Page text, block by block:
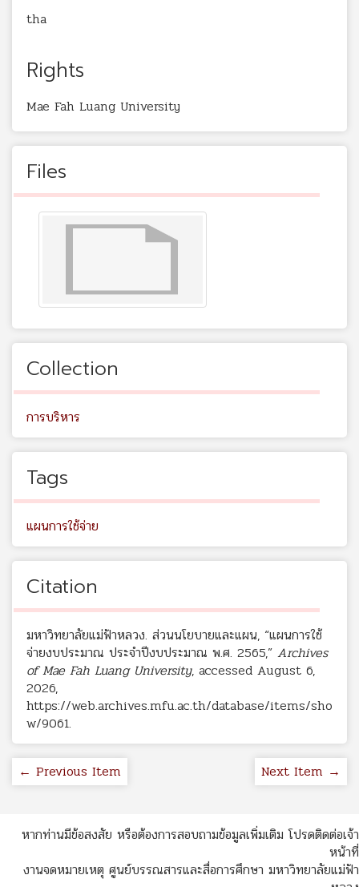
tha
Rights
Mae Fah Luang University
Files
Collection
การบริหาร
Tags
แผนการใช้จ่าย
Citation
มหาวิทยาลัยแม่ฟ้าหลวง. ส่วนนโยบายและแผน, “แผนการใช้
จ่ายงบประมาณ ประจำปีงบประมาณ พ.ศ. 2565,” Archives
of Mae Fah Luang University, accessed August 6,
2026,
https://web.archives.mfu.ac.th/database/items/sho
w/9061.
← Previous Item Next Item →
หากท่านมีข้อสงสัย หรือต้องการสอบถามข้อมูลเพิ่มเติม โปรดติดต่อเจ้า
หน้าที่
งานจดหมายเหตุ ศูนย์บรรณสารและสื่อการศึกษา มหาวิทยาลัยแม่ฟ้า